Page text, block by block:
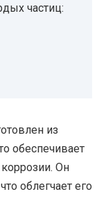
частиц:
из
обеспечивает
коррозии. Он
облегчает его